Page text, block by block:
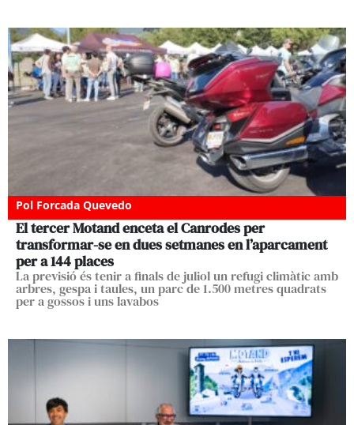
Pol Forcada Quevedo
El tercer Motand enceta el Canrodes per
transformar-se en dues setmanes en l’aparcament
per a 144 places
La previsió és tenir a finals de juliol un refugi climàtic amb
arbres, gespa i taules, un parc de 1.500 metres quadrats
per a gossos i uns lavabos